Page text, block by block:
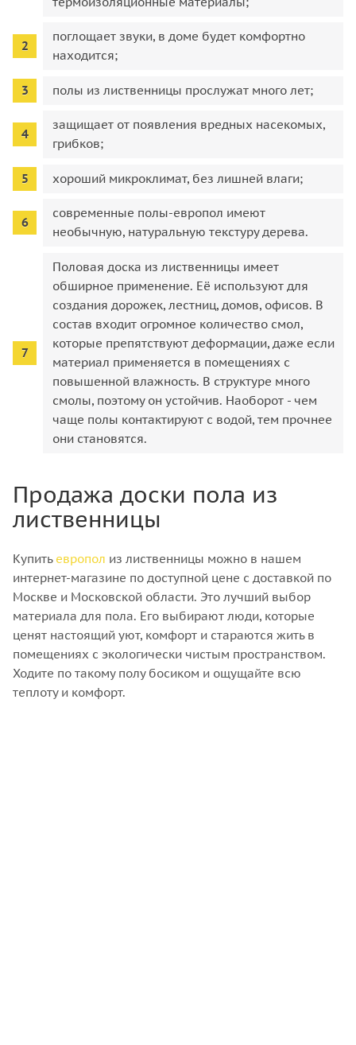
поглощает звуки, в доме будет комфортно
находится;
полы из лиственницы прослужат много лет;
защищает от появления вредных насекомых,
грибков;
хороший микроклимат, без лишней влаги;
современные полы-европол имеют
необычную, натуральную текстуру дерева.
Половая доска из лиственницы имеет
обширное применение. Её используют для
создания дорожек, лестниц, домов, офисов. В
состав входит огромное количество смол,
которые препятствуют деформации, даже если
материал применяется в помещениях с
повышенной влажность. В структуре много
смолы, поэтому он устойчив. Наоборот - чем
чаще полы контактируют с водой, тем прочнее
они становятся.
Продажа доски пола из
лиственницы
Купить европол из лиственницы можно в нашем
интернет-магазине по доступной цене с доставкой по
Москве и Московской области. Это лучший выбор
материала для пола. Его выбирают люди, которые
ценят настоящий уют, комфорт и стараются жить в
помещениях с экологически чистым пространством.
Ходите по такому полу босиком и ощущайте всю
теплоту и комфорт.